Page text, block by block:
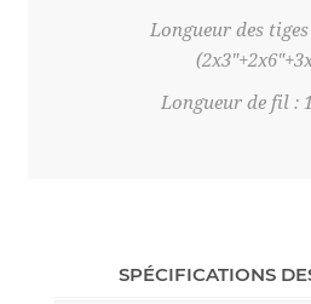
Longueur des
Longueur de fil :
SPÉCIFICATIONS